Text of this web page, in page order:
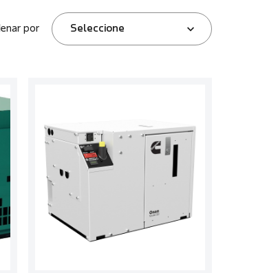
por Seleccione